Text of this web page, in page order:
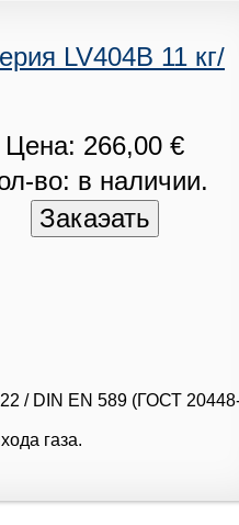
LV404B 11 кг/
Цена: 266,00 €
во: в наличии.
/ DIN EN 589 (ГОСТ
газа.